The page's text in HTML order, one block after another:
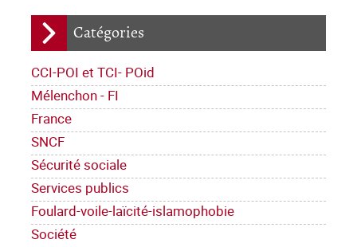
Catégories
CCI-POI et TCI- POid
Mélenchon - FI
France
SNCF
Sécurité sociale
Services publics
Foulard-voile-laïcité-islamophobie
Société